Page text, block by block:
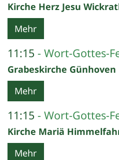
Kirche Herz Jesu
Mehr
11:15 Wort-Gottes-
Grabeskirche Günhoven
Mehr
11:15 Wort-Gottes-
Kirche Mariä
Mehr